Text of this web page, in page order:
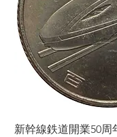
新幹線鉄道開業50周